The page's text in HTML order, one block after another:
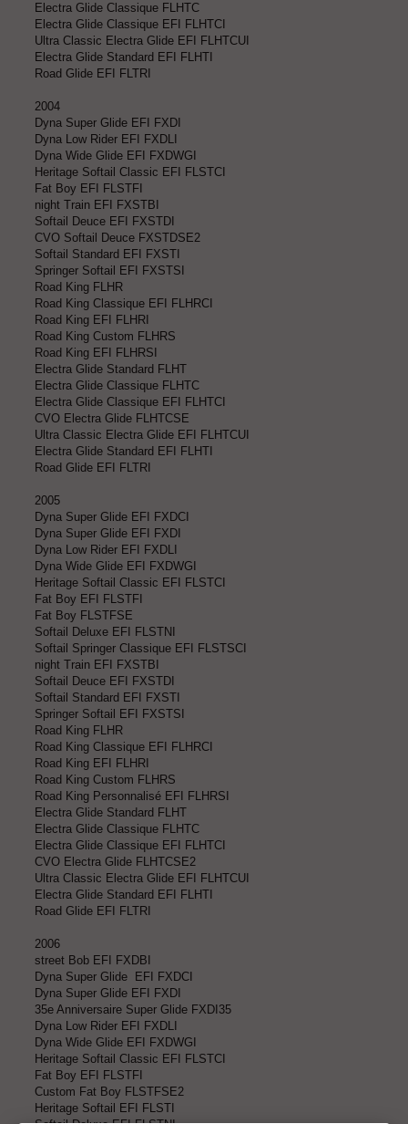
Electra Glide Classique FLHTC
Electra Glide Classique EFI FLHTCI
Ultra Classic Electra Glide EFI FLHTCUI
Electra Glide Standard EFI FLHTI
Road Glide EFI FLTRI
2004
Dyna Super Glide EFI FXDI
Dyna Low Rider EFI FXDLI
Dyna Wide Glide EFI FXDWGI
Heritage Softail Classic EFI FLSTCI
Fat Boy EFI FLSTFI
night Train EFI FXSTBI
Softail Deuce EFI FXSTDI
CVO Softail Deuce FXSTDSE2
Softail Standard EFI FXSTI
Springer Softail EFI FXSTSI
Road King FLHR
Road King Classique EFI FLHRCI
Road King EFI FLHRI
Road King Custom FLHRS
Road King EFI FLHRSI
Electra Glide Standard FLHT
Electra Glide Classique FLHTC
Electra Glide Classique EFI FLHTCI
CVO Electra Glide FLHTCSE
Ultra Classic Electra Glide EFI FLHTCUI
Electra Glide Standard EFI FLHTI
Road Glide EFI FLTRI
2005
Dyna Super Glide EFI FXDCI
Dyna Super Glide EFI FXDI
Dyna Low Rider EFI FXDLI
Dyna Wide Glide EFI FXDWGI
Heritage Softail Classic EFI FLSTCI
Fat Boy EFI FLSTFI
Fat Boy FLSTFSE
Softail Deluxe EFI FLSTNI
Softail Springer Classique EFI FLSTSCI
night Train EFI FXSTBI
Softail Deuce EFI FXSTDI
Softail Standard EFI FXSTI
Springer Softail EFI FXSTSI
Road King FLHR
Road King Classique EFI FLHRCI
Road King EFI FLHRI
Road King Custom FLHRS
Road King Personnalisé EFI FLHRSI
Electra Glide Standard FLHT
Electra Glide Classique FLHTC
Electra Glide Classique EFI FLHTCI
CVO Electra Glide FLHTCSE2
Ultra Classic Electra Glide EFI FLHTCUI
Electra Glide Standard EFI FLHTI
Road Glide EFI FLTRI
2006
street Bob EFI FXDBI
Dyna Super Glide EFI FXDCI
Dyna Super Glide EFI FXDI
35e Anniversaire Super Glide FXDI35
Dyna Low Rider EFI FXDLI
Dyna Wide Glide EFI FXDWGI
Heritage Softail Classic EFI FLSTCI
Fat Boy EFI FLSTFI
Custom Fat Boy FLSTFSE2
Heritage Softail EFI FLSTI